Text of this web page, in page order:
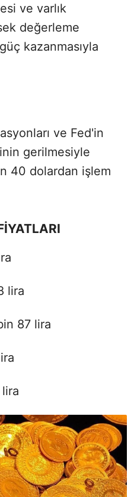
ve varlık
değerleme
kazanmasıyla
ve Fed'in
gerilmesiyle
40 dolardan işlem
lira
87 lira
lira